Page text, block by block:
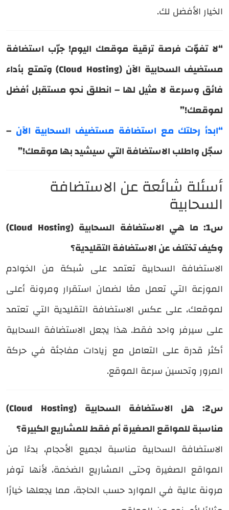
الخيار الأفضل لك.
“لا تفوّت فرصة ترقية موقعك اليوم! جرّب استضافة
مستضيف السحابية الآن (Cloud Hosting) وتمتع بأداء
فائق وسرعة لا مثيل لها – انطلق نحو مستقبل أفضل
لموقعك!”
“ابدأ رحلتك مع استضافة مستضيف السحابية الآن –
سجّل واطلب الاستضافة التي سيشيد بها موقعك!”
أسئلة شائعة عن الاستضافة
السحابية
س1: ما هي الاستضافة السحابية (Cloud Hosting)
وكيف تختلف عن الاستضافة التقليدية؟
الاستضافة السحابية تعتمد على شبكة من الخوادم
الموزعة التي تعمل معًا لضمان استقرار ومرونة أعلى
لموقعك، على عكس الاستضافة التقليدية التي تعتمد
على سيرفر واحد فقط. هذا يجعل الاستضافة السحابية
أكثر قدرة على التعامل مع زيادات مفاجئة في حركة
المرور وتحسين سرعة الموقع.
س2: هل الاستضافة السحابية (Cloud Hosting)
مناسبة للمواقع الصغيرة أم فقط للمشاريع الكبيرة؟
الاستضافة السحابية مناسبة لجميع الأحجام، بدءًا من
المواقع الصغيرة وحتى المشاريع الضخمة، لأنها توفر
مرونة عالية في الموارد حسب الحاجة، مما يجعلها خيارًا